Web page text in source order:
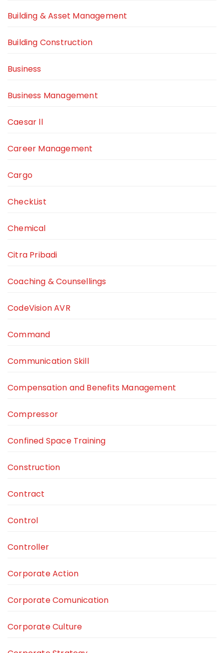
Building & Asset Management
Building Construction
Business
Business Management
Caesar ll
Career Management
Cargo
CheckList
Chemical
Citra Pribadi
Coaching & Counsellings
CodeVision AVR
Command
Communication Skill
Compensation and Benefits Management
Compressor
Confined Space Training
Construction
Contract
Control
Controller
Corporate Action
Corporate Comunication
Corporate Culture